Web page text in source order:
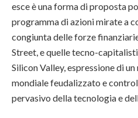
esce è una forma di proposta
programma di azioni mirate a
congiunta delle forze
Street, e quelle tecno-
Silicon Valley, espressione di
mondiale feudalizzato e
pervasivo della tecnologia e